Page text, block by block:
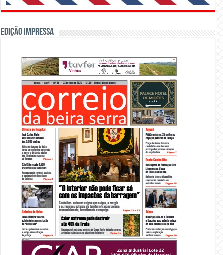
Edição Impressa